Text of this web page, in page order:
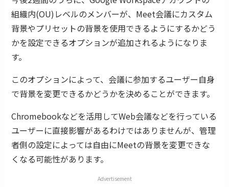
組織内(OU)レベルのメンバーが、Meet会議にカスタム
背景やプリセットの背景を使用できるようにするかどう
かを設定できるオプションが追加されるようになりま
す。
このオプションによって、会議に参加するユーザー自身
で背景を変更できるかどうかを決めることができます。
Chromebookなどを活用してWeb会議などを行っている
ユーザーに直接影響があるわけではありませんが、管理
者側の設定によっては自由にMeetの背景を変更できな
くなる可能性があります。
Advertisement